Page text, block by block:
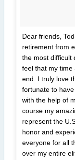
Dear friends,
retirement from
the most difficult
feel that my time
end. I truly love
fortunate to
with the help of
course my
represent the
honor and
everyone for all
over my entire